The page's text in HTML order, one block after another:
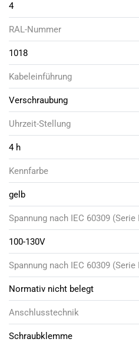
4
RAL-Nummer
1018
Kabeleinführung
Verschraubung
Uhrzeit-Stellung
4 h
Kennfarbe
gelb
Spannung nach IEC 60309 (Serie
100-130V
Spannung nach IEC 60309 (Serie
Normativ nicht belegt
Anschlusstechnik
Schraubklemme